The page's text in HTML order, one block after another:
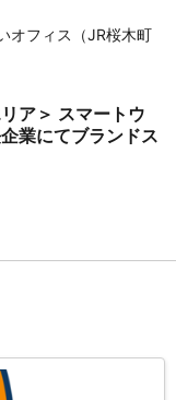
オフィス（JR桜木町
ア＞ スマートウ
業にてブランドス